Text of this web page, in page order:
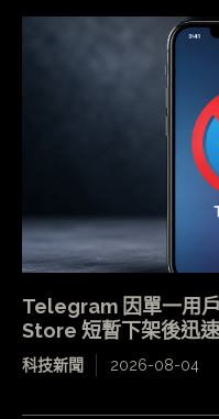
Telegram 因單一用
Store 短暫下架後迅
科技新聞 2026-08-04